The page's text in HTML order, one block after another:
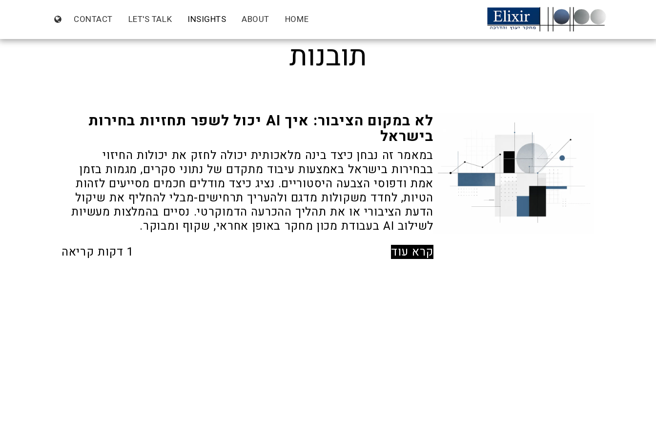
HOME
ABOUT
INSIGHTS
LET'S TALK
CONTACT
תובנות
לא במקום הציבור: איך AI יכול לשפר תחזיות בחירות
בישראל
במאמר זה נבחן כיצד בינה מלאכותית יכולה לחזק את יכולות החיזוי
בבחירות בישראל באמצעות עיבוד מתקדם של נתוני סקרים, מגמות בזמן
אמת ודפוסי הצבעה היסטוריים. נציג כיצד מודלים חכמים מסייעים לזהות
הטיות, לחדד משקולות מדגם ולהעריך תרחישים-מבלי להחליף את שיקול
הדעת הציבורי או את תהליך ההכרעה הדמוקרטי. נסיים בהמלצות מעשיות
לשילוב AI בעבודת מכון מחקר באופן אחראי, שקוף ומבוקר.
קרא עוד
1 דקות קריאה